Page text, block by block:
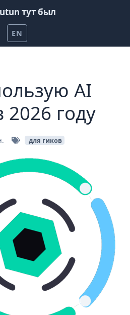
тут был
Домой
Радио-Т
на YouTube
Umputun
на patreon
EN
AI
2026 году
для гиков